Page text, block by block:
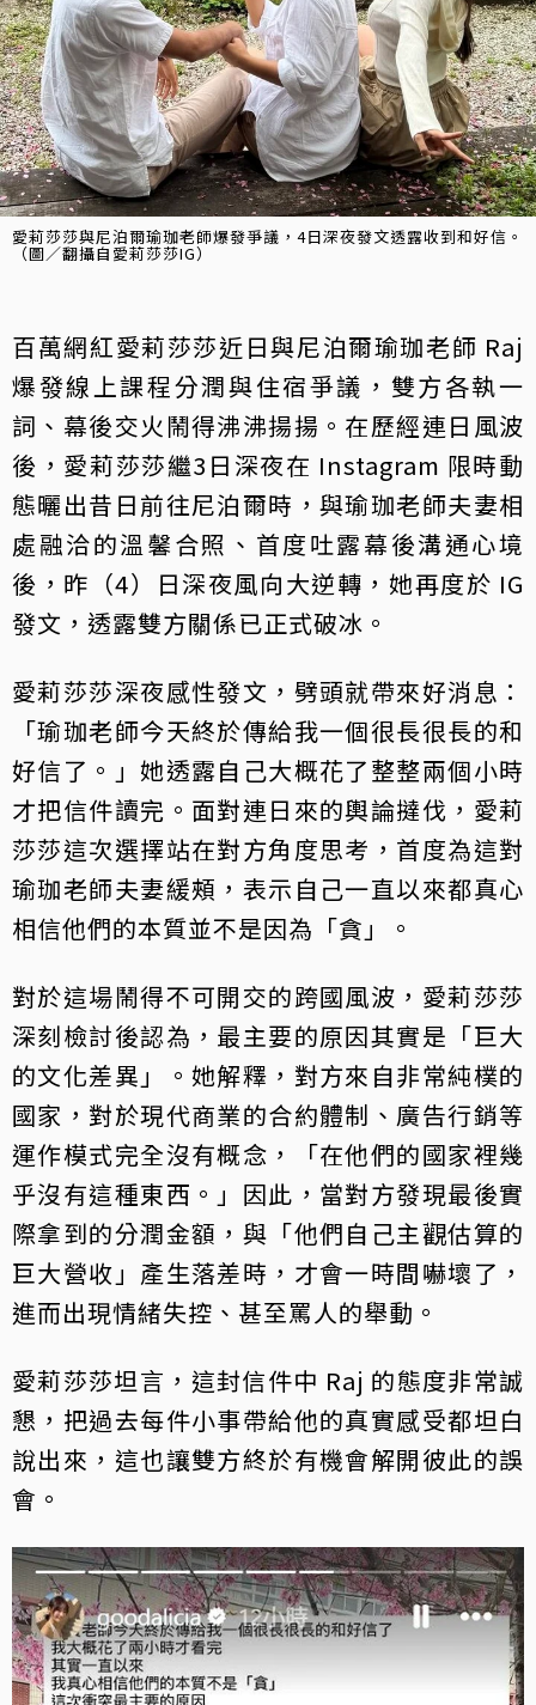
愛莉莎莎與尼泊爾瑜珈老師爆發爭議，4日深夜發文透露收到和好信。
（圖／翻攝自愛莉莎莎IG）
百萬網紅愛莉莎莎近日與尼泊爾瑜珈老師 Raj
爆發線上課程分潤與住宿爭議，雙方各執一
詞、幕後交火鬧得沸沸揚揚。在歷經連日風波
後，愛莉莎莎繼3日深夜在 Instagram 限時動
態曬出昔日前往尼泊爾時，與瑜珈老師夫妻相
處融洽的溫馨合照、首度吐露幕後溝通心境
後，昨（4）日深夜風向大逆轉，她再度於 IG
發文，透露雙方關係已正式破冰。
愛莉莎莎深夜感性發文，劈頭就帶來好消息：
「瑜珈老師今天終於傳給我一個很長很長的和
好信了。」她透露自己大概花了整整兩個小時
才把信件讀完。面對連日來的輿論撻伐，愛莉
莎莎這次選擇站在對方角度思考，首度為這對
瑜珈老師夫妻緩頰，表示自己一直以來都真心
相信他們的本質並不是因為「貪」。
對於這場鬧得不可開交的跨國風波，愛莉莎莎
深刻檢討後認為，最主要的原因其實是「巨大
的文化差異」。她解釋，對方來自非常純樸的
國家，對於現代商業的合約體制、廣告行銷等
運作模式完全沒有概念，「在他們的國家裡幾
乎沒有這種東西。」因此，當對方發現最後實
際拿到的分潤金額，與「他們自己主觀估算的
巨大營收」產生落差時，才會一時間嚇壞了，
進而出現情緒失控、甚至罵人的舉動。
愛莉莎莎坦言，這封信件中 Raj 的態度非常誠
懇，把過去每件小事帶給他的真實感受都坦白
說出來，這也讓雙方終於有機會解開彼此的誤
會。